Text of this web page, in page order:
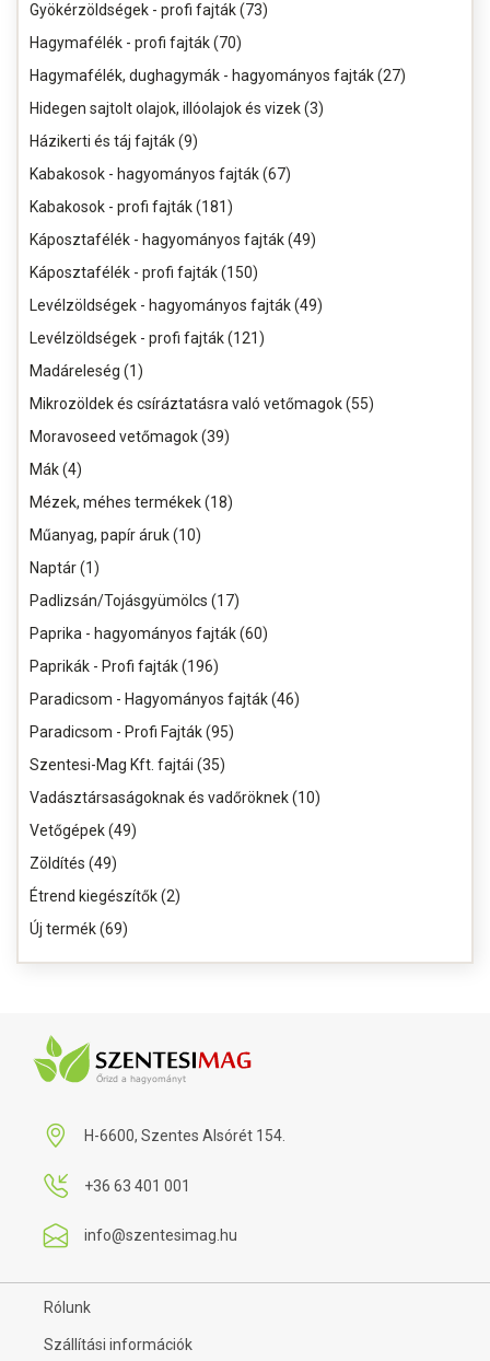
Gyökérzöldségek - profi fajták (73)
Hagymafélék - profi fajták (70)
Hagymafélék, dughagymák - hagyományos fajták (27)
Hidegen sajtolt olajok, illóolajok és vizek (3)
Házikerti és táj fajták (9)
Kabakosok - hagyományos fajták (67)
Kabakosok - profi fajták (181)
Káposztafélék - hagyományos fajták (49)
Káposztafélék - profi fajták (150)
Levélzöldségek - hagyományos fajták (49)
Levélzöldségek - profi fajták (121)
Madáreleség (1)
Mikrozöldek és csíráztatásra való vetőmagok (55)
Moravoseed vetőmagok (39)
Mák (4)
Mézek, méhes termékek (18)
Műanyag, papír áruk (10)
Naptár (1)
Padlizsán/Tojásgyümölcs (17)
Paprika - hagyományos fajták (60)
Paprikák - Profi fajták (196)
Paradicsom - Hagyományos fajták (46)
Paradicsom - Profi Fajták (95)
Szentesi-Mag Kft. fajtái (35)
Vadásztársaságoknak és vadőröknek (10)
Vetőgépek (49)
Zöldítés (49)
Étrend kiegészítők (2)
Új termék (69)
H-6600, Szentes Alsórét 154.
+36 63 401 001
info@szentesimag.hu
Rólunk
Szállítási információk